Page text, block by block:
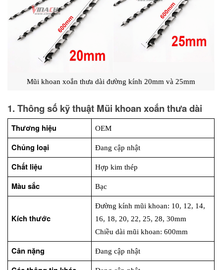
Mũi khoan xoắn thưa dài đường kính 20mm và 25mm
1. Thông số kỹ thuật Mũi khoan xoắn thưa dài
Thương hiệu OEM
Chủng loại Đang cập nhật
Chất liệu Hợp kim thép
Màu sắc Bạc
Kích thước
Đường kính mũi khoan: 10, 12, 14,
16, 18, 20, 22, 25, 28, 30mm
Chiều dài mũi khoan: 600mm
Cân nặng Đang cập nhật